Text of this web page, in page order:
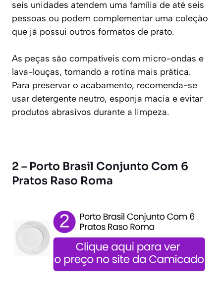
seis unidades atendem uma família de até seis
pessoas ou podem complementar uma coleção
que já possui outros formatos de prato.
As peças são compatíveis com micro-ondas e
lava-louças, tornando a rotina mais prática.
Para preservar o acabamento, recomenda-se
usar detergente neutro, esponja macia e evitar
produtos abrasivos durante a limpeza.
2 – Porto Brasil Conjunto Com 6
Pratos Raso Roma